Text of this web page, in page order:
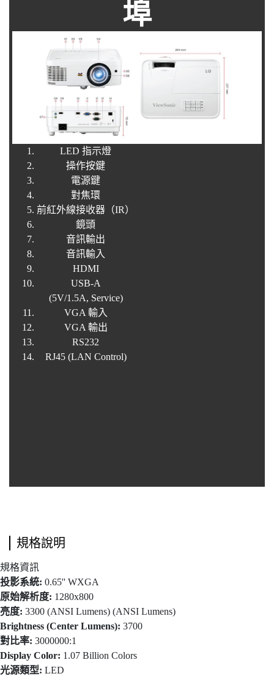
埠
LED 指示燈
操作按鍵
電源鍵
對焦環
前紅外線接收器（IR）
鏡頭
音訊輸出
音訊輸入
HDMI
USB-A
(5V/1.5A, Service)
VGA 輸入
VGA 輸出
RS232
RJ45 (LAN Control)
規格說明
規格資訊
投影系統: 0.65'' WXGA
原始解析度: 1280x800
亮度: 3300 (ANSI Lumens) (ANSI Lumens)
Brightness (Center Lumens): 3700
對比率: 3000000:1
Display Color: 1.07 Billion Colors
光源類型: LED